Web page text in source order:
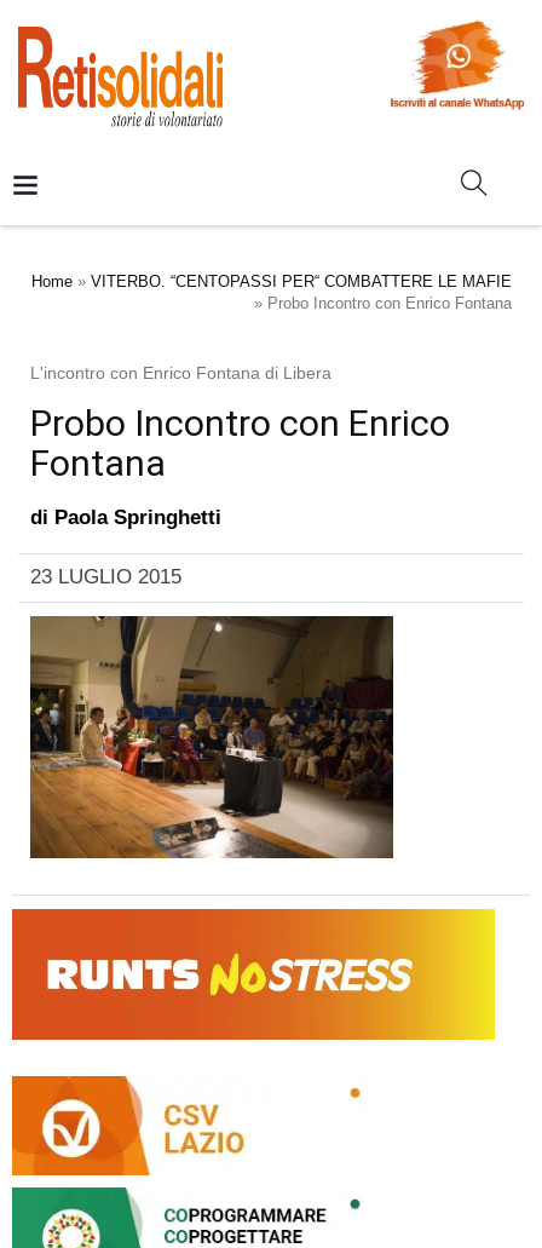
Home » VITERBO. “CENTOPASSI PER“ COMBATTERE LE MAFIE
» Probo Incontro con Enrico Fontana
L'incontro con Enrico Fontana di Libera
Probo Incontro con Enrico
Fontana
di Paola Springhetti
23 LUGLIO 2015